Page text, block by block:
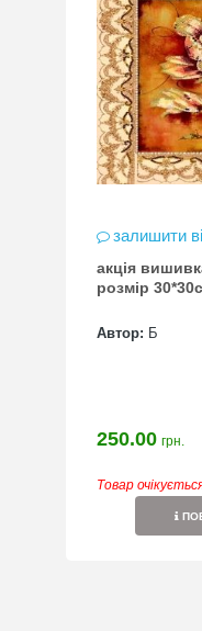
залишити
акція
Автор: Б
250.00 грн.
Товар